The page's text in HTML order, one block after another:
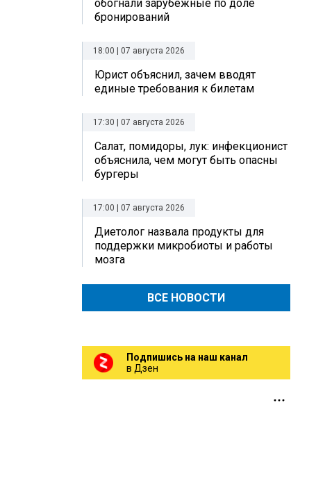
обогнали зарубежные по доле
бронирований
18:00 | 07 августа 2026
Юрист объяснил, зачем вводят
единые требования к билетам
17:30 | 07 августа 2026
Салат, помидоры, лук: инфекционист
объяснила, чем могут быть опасны
бургеры
17:00 | 07 августа 2026
Диетолог назвала продукты для
поддержки микробиоты и работы
мозга
ВСЕ НОВОСТИ
Подпишись на наш канал
в Дзен